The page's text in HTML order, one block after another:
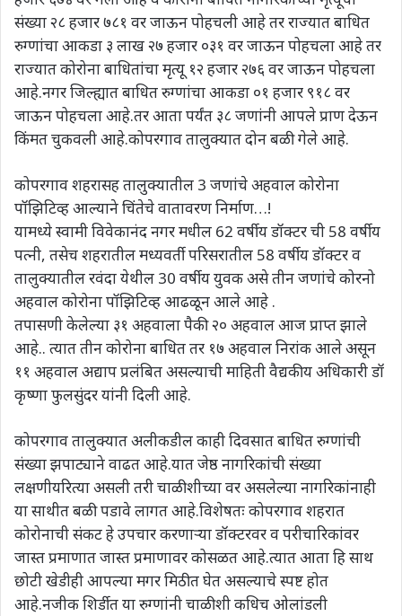
संख्या २८ हजार ७८१ वर जाऊन पोहचली आहे तर राज्यात बाधित
रुग्णांचा आकडा ३ लाख २७ हजार ०३१ वर जाऊन पोहचला आहे तर
राज्यात कोरोना बाधितांचा मृत्यू १२ हजार २७६ वर जाऊन पोहचला
आहे.नगर जिल्ह्यात बाधित रुग्णांचा आकडा ०१ हजार ९१८ वर
जाऊन पोहचला आहे.तर आता पर्यंत ३८ जणांनी आपले प्राण देऊन
किंमत चुकवली आहे.कोपरगाव तालुक्यात दोन बळी गेले आहे.
कोपरगाव शहरासह तालुक्यातील 3 जणांचे अहवाल कोरोना
पॉझिटिव्ह आल्याने चिंतेचे वातावरण निर्माण…!
यामध्ये स्वामी विवेकानंद नगर मधील 62 वर्षीय डॉक्टर ची 58 वर्षीय
पत्नी, तसेच शहरातील मध्यवर्ती परिसरातील 58 वर्षीय डॉक्टर व
तालुक्यातील रवंदा येथील 30 वर्षीय युवक असे तीन जणांचे कोरनो
अहवाल कोरोना पॉझिटिव्ह आढळून आले आहे .
तपासणी केलेल्या ३१ अहवाला पैकी २० अहवाल आज प्राप्त झाले
आहे.. त्यात तीन कोरोना बाधित तर १७ अहवाल निरांक आले असून
११ अहवाल अद्याप प्रलंबित असल्याची माहिती वैद्यकीय अधिकारी डॉ
कृष्णा फुलसुंदर यांनी दिली आहे.
कोपरगाव तालुक्यात अलीकडील काही दिवसात बाधित रुग्णांची
संख्या झपाट्याने वाढत आहे.यात जेष्ठ नागरिकांची संख्या
लक्षणीयरित्या असली तरी चाळीशीच्या वर असलेल्या नागरिकांनाही
या साथीत बळी पडावे लागत आहे.विशेषतः कोपरगाव शहरात
कोरोनाची संकट हे उपचार करणाऱ्या डॉक्टरवर व परीचारिकांवर
जास्त प्रमाणात जास्त प्रमाणावर कोसळत आहे.त्यात आता हि साथ
छोटी खेडीही आपल्या मगर मिठीत घेत असल्याचे स्पष्ट होत
आहे.नजीक शिर्डीत या रुग्णांनी चाळीशी कधिच ओलांडली